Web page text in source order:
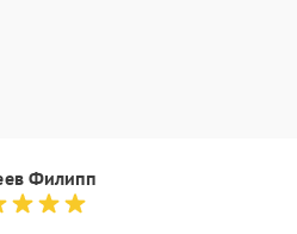
Филипп